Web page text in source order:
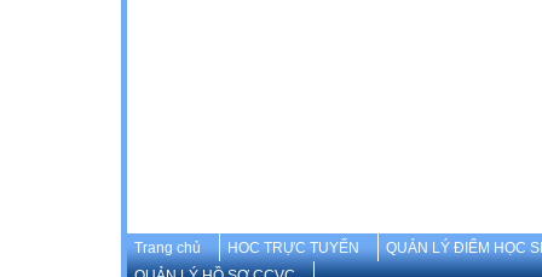
Trang chủ HOC TRỰC TUYẾN
QUẢN LÝ ĐIỂM HỌC